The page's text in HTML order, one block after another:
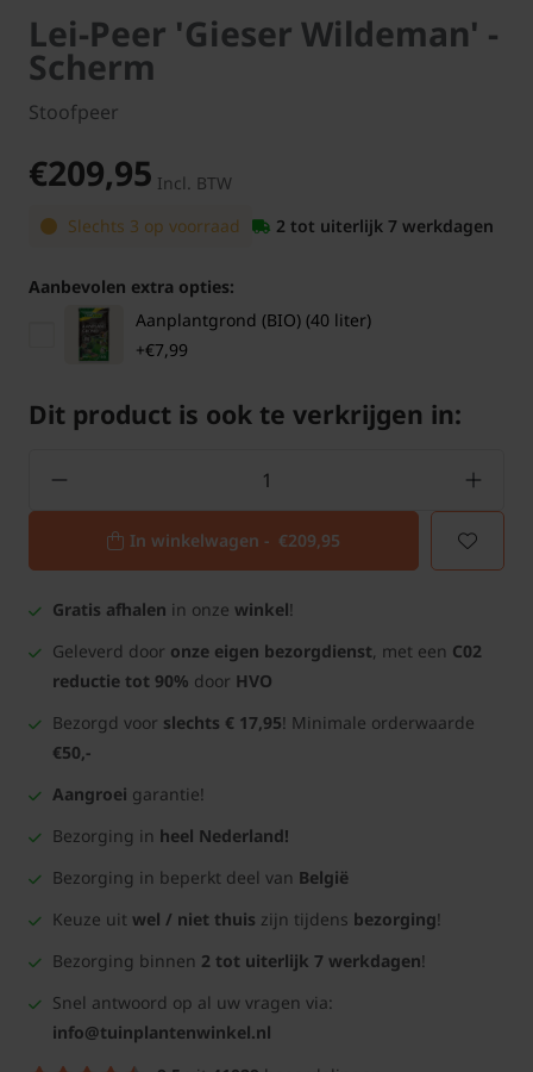
Lei-Peer 'Gieser Wildeman' -
Scherm
Stoofpeer
€209,95 Incl. BTW
Slechts 3 op voorraad
2 tot uiterlijk 7 werkdagen
Aanbevolen extra opties:
Aanplantgrond (BIO) (40 liter)
+€7,99
Dit product is ook te verkrijgen in:
In winkelwagen - €209,95
Gratis afhalen in onze winkel!
Geleverd door onze eigen bezorgdienst, met een C02
reductie tot 90% door HVO
Bezorgd voor slechts € 17,95! Minimale orderwaarde
€50,-
Aangroei garantie!
Bezorging in heel Nederland!
Bezorging in beperkt deel van België
Keuze uit wel / niet thuis zijn tijdens bezorging!
Bezorging binnen 2 tot uiterlijk 7 werkdagen!
Snel antwoord op al uw vragen via:
info@tuinplantenwinkel.nl